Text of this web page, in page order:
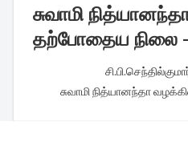
சுவாமி
தற்போதைய நிலை
சுவாமி நித்யானந்தா